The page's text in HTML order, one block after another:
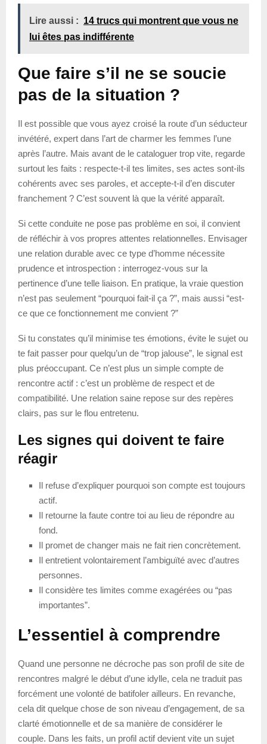
Lire aussi : 14 trucs qui montrent que vous ne
lui êtes pas indifférente
Que faire s’il ne se soucie
pas de la situation ?
Il est possible que vous ayez croisé la route d’un séducteur
invétéré, expert dans l’art de charmer les femmes l’une
après l’autre. Mais avant de le cataloguer trop vite, regarde
surtout les faits : respecte-t-il tes limites, ses actes sont-ils
cohérents avec ses paroles, et accepte-t-il d’en discuter
franchement ? C’est souvent là que la vérité apparaît.
Si cette conduite ne pose pas problème en soi, il convient
de réfléchir à vos propres attentes relationnelles. Envisager
une relation durable avec ce type d’homme nécessite
prudence et introspection : interrogez-vous sur la
pertinence d’une telle liaison. En pratique, la vraie question
n’est pas seulement “pourquoi fait-il ça ?”, mais aussi “est-
ce que ce fonctionnement me convient ?”
Si tu constates qu’il minimise tes émotions, évite le sujet ou
te fait passer pour quelqu’un de “trop jalouse”, le signal est
plus préoccupant. Ce n’est plus un simple compte de
rencontre actif : c’est un problème de respect et de
compatibilité. Une relation saine repose sur des repères
clairs, pas sur le flou entretenu.
Les signes qui doivent te faire
réagir
Il refuse d’expliquer pourquoi son compte est toujours
actif.
Il retourne la faute contre toi au lieu de répondre au
fond.
Il promet de changer mais ne fait rien concrètement.
Il entretient volontairement l’ambiguïté avec d’autres
personnes.
Il considère tes limites comme exagérées ou “pas
importantes”.
L’essentiel à comprendre
Quand une personne ne décroche pas son profil de site de
rencontres malgré le début d’une idylle, cela ne traduit pas
forcément une volonté de batifoler ailleurs. En revanche,
cela dit quelque chose de son niveau d’engagement, de sa
clarté émotionnelle et de sa manière de considérer le
couple. Dans les faits, un profil actif devient vite un sujet